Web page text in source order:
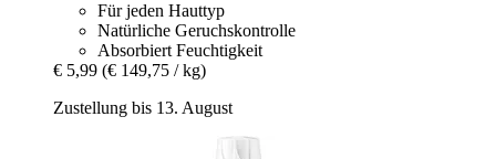
Für jeden Hauttyp
Natürliche Geruchskontrolle
Absorbiert Feuchtigkeit
€ 5,99 (€ 149,75 / kg)
Zustellung bis 13. August